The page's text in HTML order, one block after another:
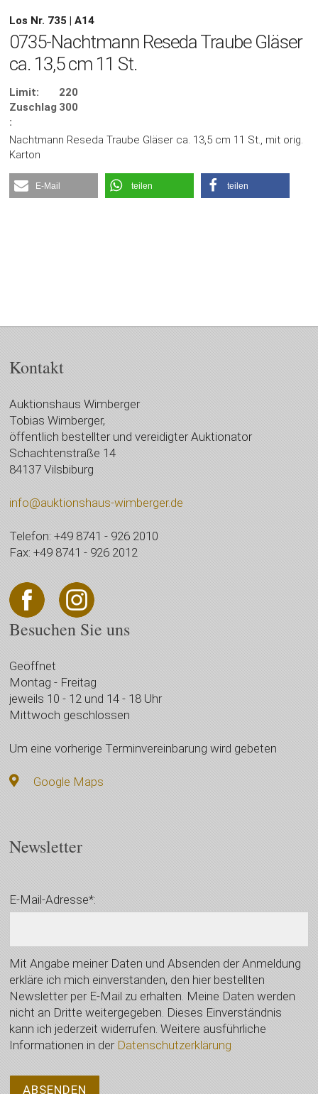
Los Nr. 735 | A14
0735-Nachtmann Reseda Traube Gläser
ca. 13,5 cm 11 St.
Limit:
220
Zuschlag
:
300
Nachtmann Reseda Traube Gläser ca. 13,5 cm 11 St., mit orig.
Karton
E-Mail teilen teilen
Kontakt
Auktionshaus Wimberger
Tobias Wimberger,
öffentlich bestellter und vereidigter Auktionator
Schachtenstraße 14
84137 Vilsbiburg
info@auktionshaus-wimberger.de
Telefon: +49 8741 - 926 2010
Fax: +49 8741 - 926 2012
Besuchen Sie uns
Geöffnet
Montag - Freitag
jeweils 10 - 12 und 14 - 18 Uhr
Mittwoch geschlossen
Um eine vorherige Terminvereinbarung wird gebeten
Google Maps
Newsletter
E-Mail-Adresse*:
Mit Angabe meiner Daten und Absenden der Anmeldung
erkläre ich mich einverstanden, den hier bestellten
Newsletter per E-Mail zu erhalten. Meine Daten werden
nicht an Dritte weitergegeben. Dieses Einverständnis
kann ich jederzeit widerrufen. Weitere ausführliche
Informationen in der Datenschutzerklärung